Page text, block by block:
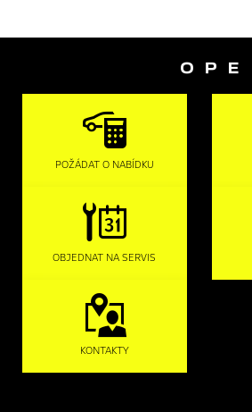

POŽÁDAT O NABÍDKU
OBJEDNAT NA SERVIS
KONTAKTY